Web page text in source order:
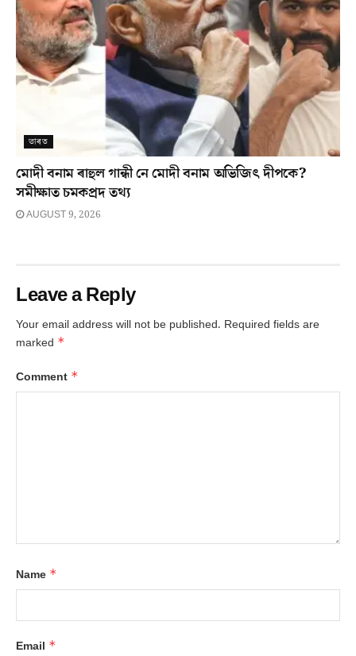
ভাৰত
মোদী বনাম ৰাহুল গান্ধী নে মোদী বনাম অভিজিৎ দীপকে?
সমীক্ষাত চমকপ্ৰদ তথ্য
AUGUST 9, 2026
Leave a Reply
Your email address will not be published. Required fields are
marked *
Comment *
Name *
Email *